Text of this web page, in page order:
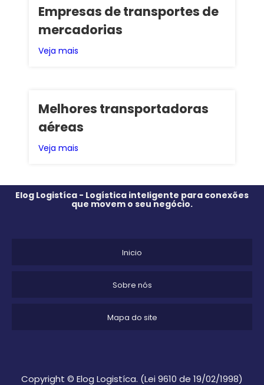
Empresas de transportes de
mercadorias
Veja mais
Melhores transportadoras
aéreas
Veja mais
Elog Logistíca - Logística inteligente para conexões
que movem o seu negócio.
Inicio
Sobre nós
Mapa do site
Copyright © Elog Logistíca. (Lei 9610 de 19/02/1998)